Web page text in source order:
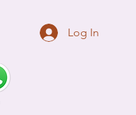
Log In